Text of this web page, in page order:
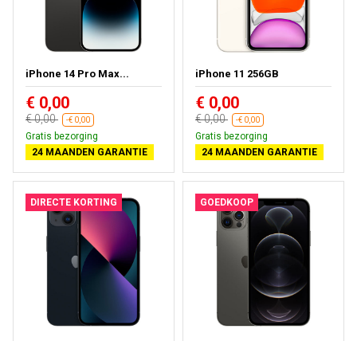
iPhone 14 Pro Max...
€ 0,00
€ 0,00 -€ 0,00
Gratis bezorging
24 MAANDEN GARANTIE
iPhone 11 256GB
€ 0,00
€ 0,00 -€ 0,00
Gratis bezorging
24 MAANDEN GARANTIE
DIRECTE KORTING GOEDKOOP